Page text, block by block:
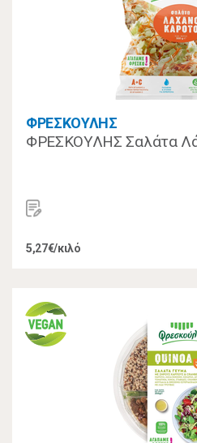
ΦΡΕΣΚΟΥΛΗΣ
ΦΡΕΣΚΟΥΛΗΣ Σαλάτα
5,27€/κιλό